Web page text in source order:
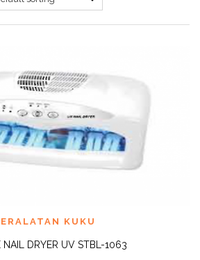
KUKU
NAIL DRYER UV STBL-1063